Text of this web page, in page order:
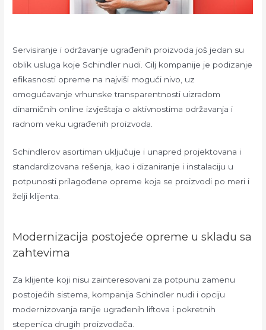
Servisiranje i održavanje ugrađenih proizvoda još jedan su
oblik usluga koje Schindler nudi. Cilj kompanije je podizanje
efikasnosti opreme na najviši mogući nivo, uz
omogućavanje vrhunske transparentnosti uizradom
dinamičnih online izvještaja o aktivnostima održavanja i
radnom veku ugrađenih proizvoda.
Schindlerov asortiman uključuje i unapred projektovana i
standardizovana rešenja, kao i dizaniranje i instalaciju u
potpunosti prilagođene opreme koja se proizvodi po meri i
želji klijenta.
Modernizacija postojeće opreme u skladu sa
zahtevima
Za klijente koji nisu zainteresovani za potpunu zamenu
postojećih sistema, kompanija Schindler nudi i opciju
modernizovanja ranije ugrađenih liftova i pokretnih
stepenica drugih proizvođača.